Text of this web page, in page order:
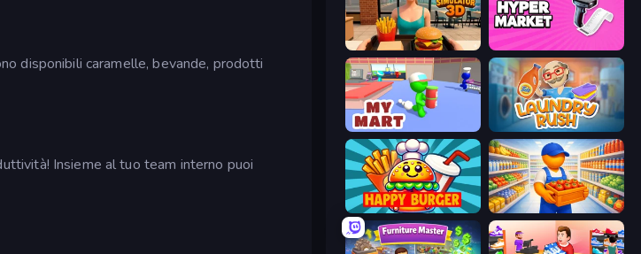
disponibili caramelle, bevande, prodotti
Insieme al tuo team interno puoi
Hypermarket 3D
My Mart Laundry Rush
Happy Burger Supermarket Manager